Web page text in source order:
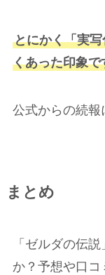
とにかく「実
くあった印象で
公式からの続報
まとめ
「ゼルダの伝
か？予想や口